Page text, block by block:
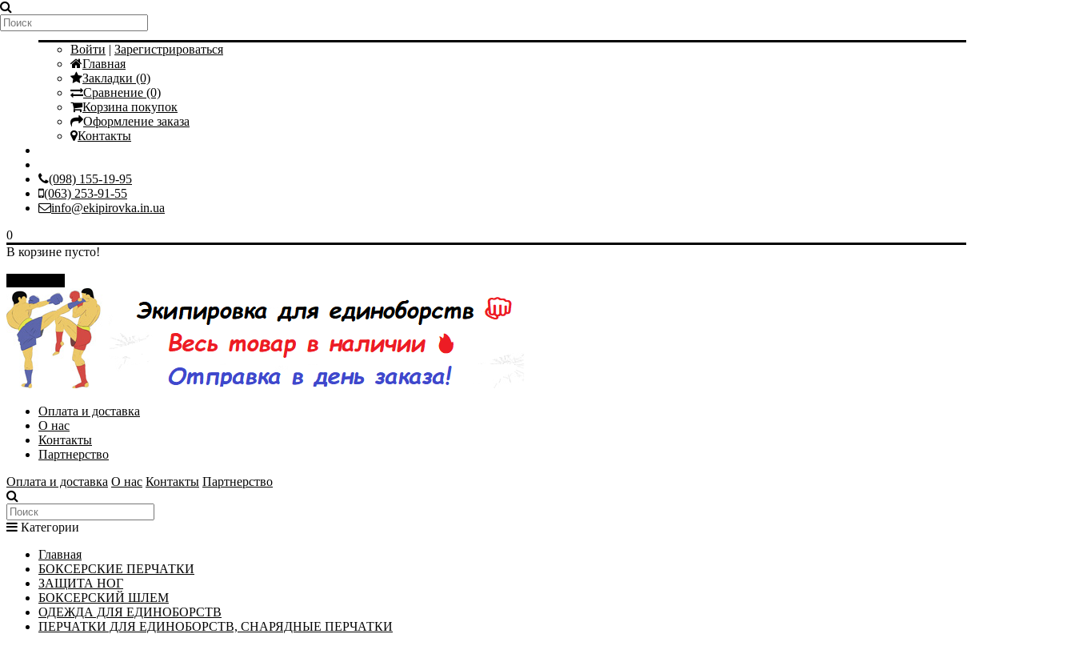
Мой аккаунт
Войти | Зарегистрироваться
Главная
Закладки (0)
Сравнение (0)
Корзина покупок
Оформление заказа
Контакты
(098) 155-19-95
(063) 253-91-55
info@ekipirovka.in.ua
0
В корзине пусто!
Оплата и доставка
О нас
Контакты
Партнерство
Оплата и доставка О нас Контакты Партнерство
Категории
Главная
БОКСЕРСКИЕ ПЕРЧАТКИ
ЗАЩИТА НОГ
БОКСЕРСКИЙ ШЛЕМ
ОДЕЖДА ДЛЯ ЕДИНОБОРСТВ
ПЕРЧАТКИ ДЛЯ ЕДИНОБОРСТВ, СНАРЯДНЫЕ ПЕРЧАТКИ